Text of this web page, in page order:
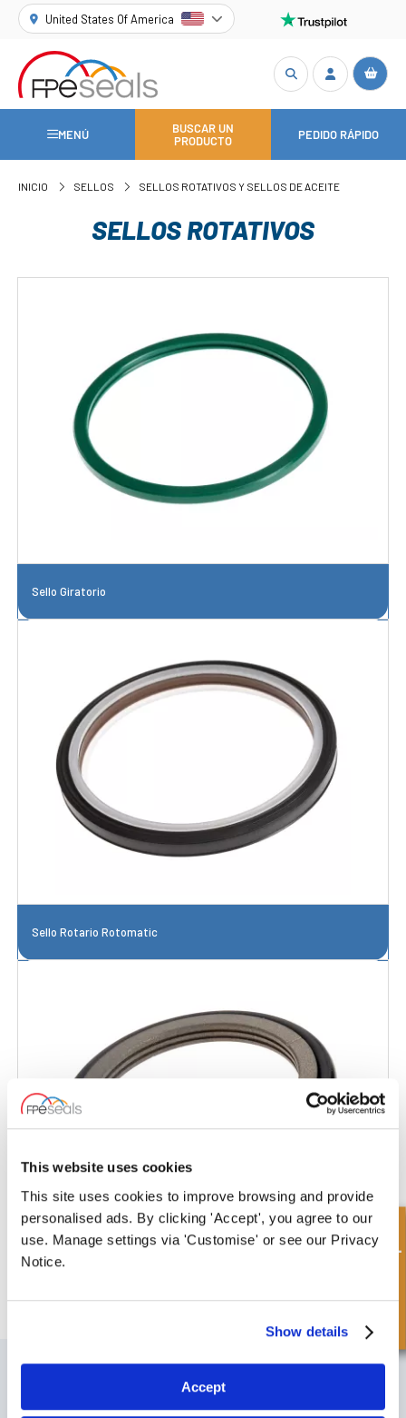
This website uses cookies
This site uses cookies to improve browsing and provide
personalised ads. By clicking 'Accept', you agree to our
use. Manage settings via 'Customise' or see our Privacy
Notice.
Show details
Accept
United States Of America
MENÚ
BUSCAR UN
PRODUCTO
PEDIDO RÁPIDO
INICIO SELLOS SELLOS ROTATIVOS Y SELLOS DE ACEITE
SELLOS ROTATIVOS
Sello Giratorio
Sello Rotario Rotomatic
SUSCRÍBETE A NUESTRO BOLETÍN
No olvide suscribirse a nuestro boletín para recibir detalles de nuestras
últimas ofertas especiales y nuevos productos.
Consulta rápida